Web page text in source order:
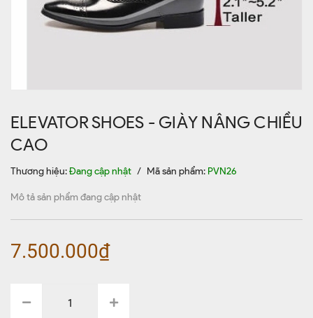
ELEVATOR SHOES - GIÀY NÂNG CHIỀU
CAO
Thương hiệu:Đang cập nhật / Mã sản phẩm: PVN26
Mô tả sản phẩm đang cập nhật
7.500.000₫